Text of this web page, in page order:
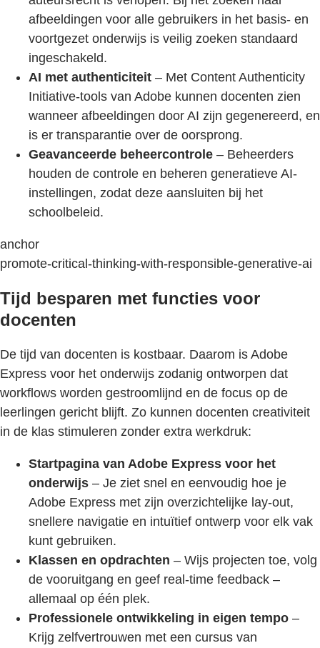
afbeeldingen voor alle gebruikers in het basis- en
voortgezet onderwijs is veilig zoeken standaard
ingeschakeld.
AI met authenticiteit – Met Content Authenticity
Initiative-tools van Adobe kunnen docenten zien
wanneer afbeeldingen door AI zijn gegenereerd, en
is er transparantie over de oorsprong.
Geavanceerde beheercontrole – Beheerders
houden de controle en beheren generatieve AI-
instellingen, zodat deze aansluiten bij het
schoolbeleid.
anchor
promote-critical-thinking-with-responsible-generative-ai
Tijd besparen met functies voor
docenten
De tijd van docenten is kostbaar. Daarom is Adobe
Express voor het onderwijs zodanig ontworpen dat
workflows worden gestroomlijnd en de focus op de
leerlingen gericht blijft. Zo kunnen docenten creativiteit
in de klas stimuleren zonder extra werkdruk:
Startpagina van Adobe Express voor het
onderwijs – Je ziet snel en eenvoudig hoe je
Adobe Express met zijn overzichtelijke lay-out,
snellere navigatie en intuïtief ontwerp voor elk vak
kunt gebruiken.
Klassen en opdrachten – Wijs projecten toe, volg
de vooruitgang en geef real-time feedback –
allemaal op één plek.
Professionele ontwikkeling in eigen tempo –
Krijg zelfvertrouwen met een cursus van